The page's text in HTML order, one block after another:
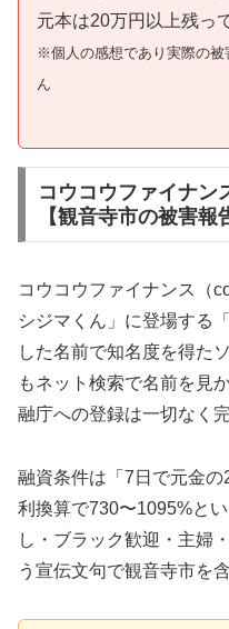
元本は20万円以上残っ
※個人の感想であり実際の
ん
コウコウファイナン
【観音寺市の被害報
コウコウファイナンス（
シジマくん」に登場する
した名前で知名度を得た
もネット検索で名前を見
融庁への登録は一切なく
融資条件は「7日で元金
利換算で730〜1095%と
し・ブラック歓迎・主婦
う宣伝文句で観音寺市を